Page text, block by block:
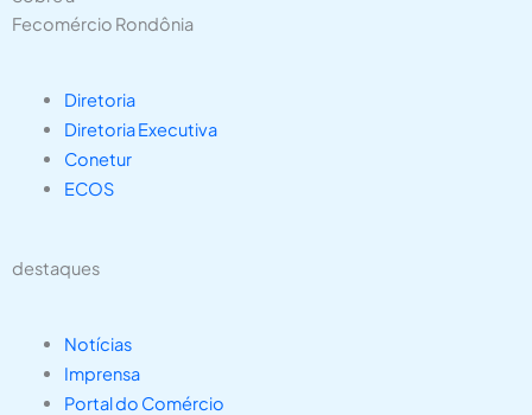
Fecomércio Rondônia
Diretoria
Diretoria Executiva
Conetur
ECOS
destaques
Notícias
Imprensa
Portal do Comércio